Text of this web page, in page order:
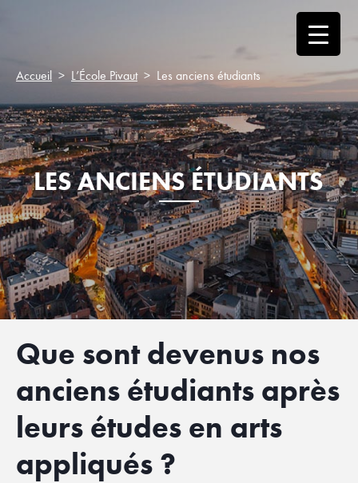
LES ANCIENS ÉTUDIANTS
Accueil L’École Pivaut Les anciens étudiants
Que sont devenus nos
anciens étudiants après
leurs études en arts
appliqués ?